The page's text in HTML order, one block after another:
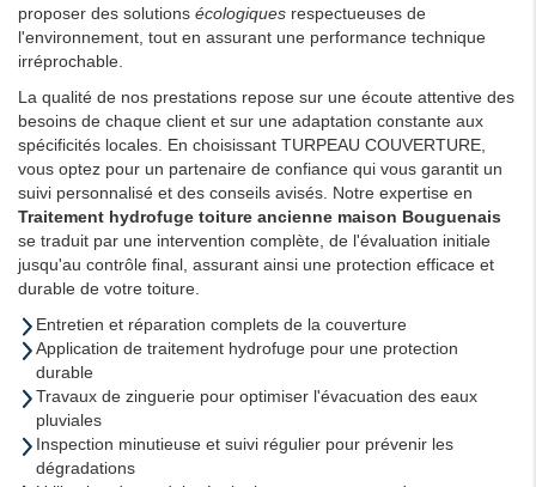
proposer des solutions écologiques respectueuses de
l'environnement, tout en assurant une performance technique
irréprochable.
La qualité de nos prestations repose sur une écoute attentive des
besoins de chaque client et sur une adaptation constante aux
spécificités locales. En choisissant TURPEAU COUVERTURE,
vous optez pour un partenaire de confiance qui vous garantit un
suivi personnalisé et des conseils avisés. Notre expertise en
Traitement hydrofuge toiture ancienne maison Bouguenais
se traduit par une intervention complète, de l'évaluation initiale
jusqu'au contrôle final, assurant ainsi une protection efficace et
durable de votre toiture.
Entretien et réparation complets de la couverture
Application de traitement hydrofuge pour une protection
durable
Travaux de zinguerie pour optimiser l'évacuation des eaux
pluviales
Inspection minutieuse et suivi régulier pour prévenir les
dégradations